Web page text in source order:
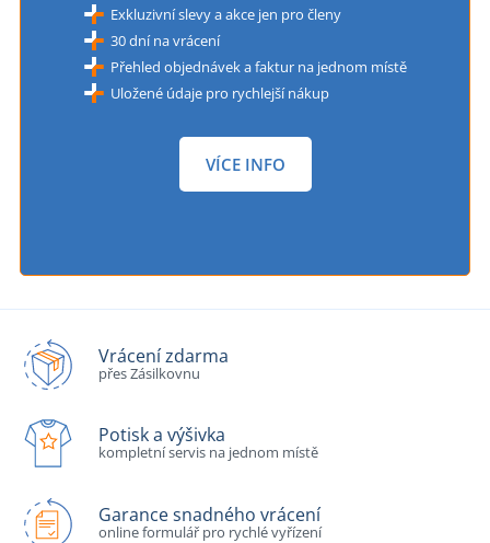
Exkluzivní slevy a akce jen pro členy
30 dní na vrácení
Přehled objednávek a faktur na jednom místě
Uložené údaje pro rychlejší nákup
VÍCE INFO
Vrácení zdarma
přes Zásilkovnu
Potisk a výšivka
kompletní servis na jednom místě
Garance snadného vrácení
online formulář pro rychlé vyřízení